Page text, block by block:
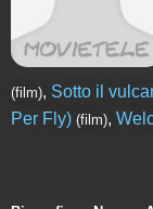
(film), Sotto il
Per Fly) (film),